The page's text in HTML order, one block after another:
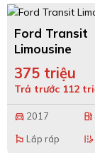
Ford Transit
Limousine
375 triệu
Trả trước 112
directions_car 2017 local_gas_station
emoji_flags Lắp ráp edit_road